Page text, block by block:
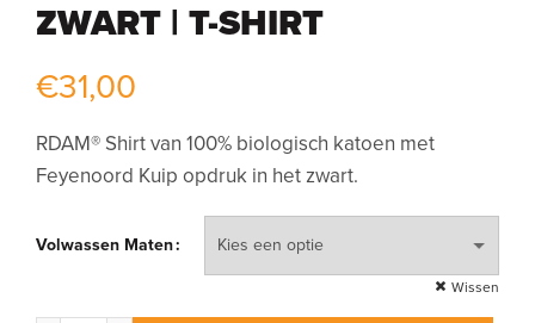
ZWART | T-SHIRT
€31,00
RDAM® Shirt van 100% biologisch katoen met
Feyenoord Kuip opdruk in het zwart.
Volwassen Maten
Wissen